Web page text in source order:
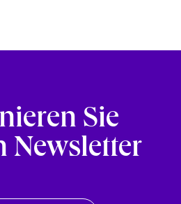
Sie
Newsletter